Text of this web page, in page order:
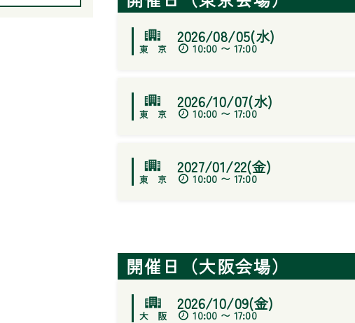
2026/08/05(水)
10:00 〜 17:00
2026/10/07(水)
10:00 〜 17:00
2027/01/22(金)
10:00 〜 17:00
開催日（大阪会場）
2026/10/09(金)
10:00 〜 17:00